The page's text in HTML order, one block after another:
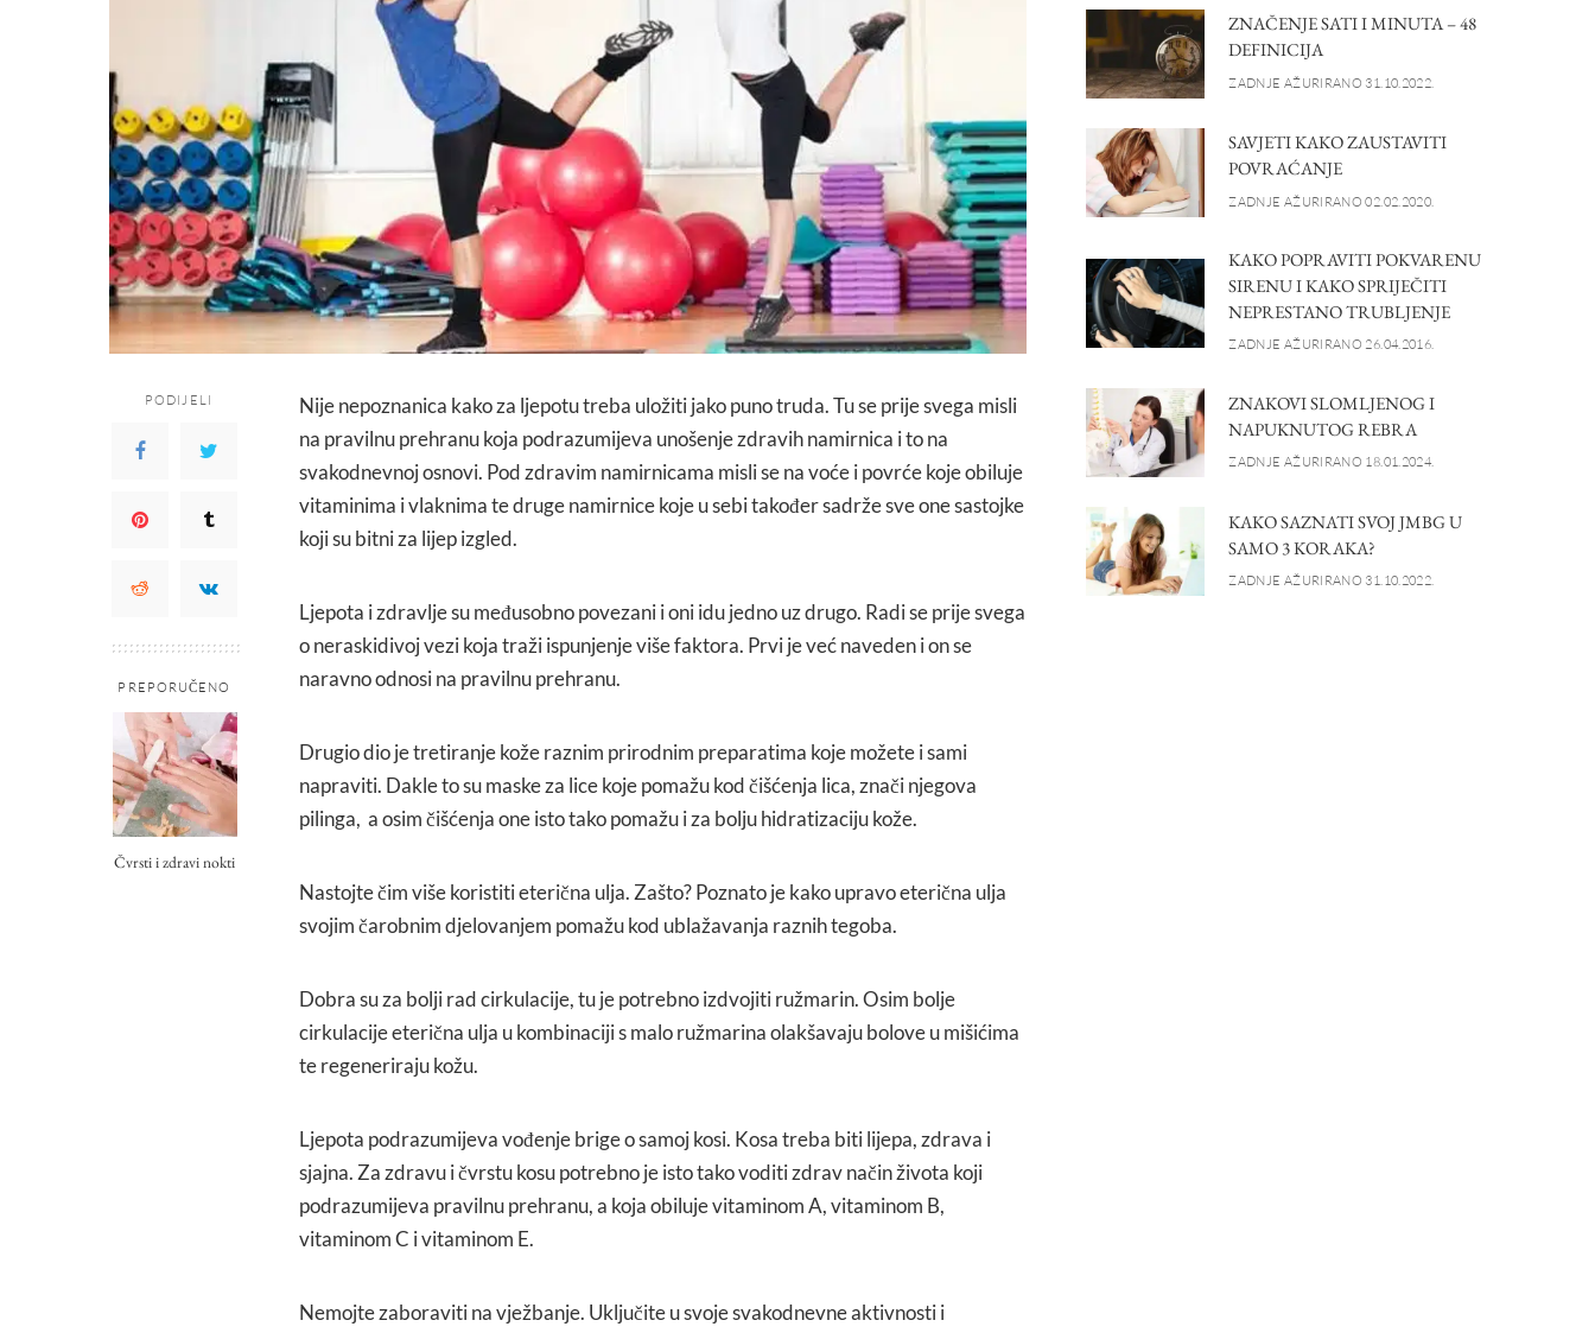
PODIJELI
PREPORUČENO
Čvrsti i zdravi nokti
Nije nepoznanica kako za ljepotu treba uložiti jako puno truda. Tu se prije svega misli
na pravilnu prehranu koja podrazumijeva unošenje zdravih namirnica i to na
svakodnevnoj osnovi. Pod zdravim namirnicama misli se na voće i povrće koje obiluje
vitaminima i vlaknima te druge namirnice koje u sebi također sadrže sve one sastojke
koji su bitni za lijep izgled.
Ljepota i zdravlje su međusobno povezani i oni idu jedno uz drugo. Radi se prije svega
o neraskidivoj vezi koja traži ispunjenje više faktora. Prvi je već naveden i on se
naravno odnosi na pravilnu prehranu.
Drugio dio je tretiranje kože raznim prirodnim preparatima koje možete i sami
napraviti. Dakle to su maske za lice koje pomažu kod čišćenja lica, znači njegova
pilinga, a osim čišćenja one isto tako pomažu i za bolju hidratizaciju kože.
Nastojte čim više koristiti eterična ulja. Zašto? Poznato je kako upravo eterična ulja
svojim čarobnim djelovanjem pomažu kod ublažavanja raznih tegoba.
Dobra su za bolji rad cirkulacije, tu je potrebno izdvojiti ružmarin. Osim bolje
cirkulacije eterična ulja u kombinaciji s malo ružmarina olakšavaju bolove u mišićima
te regeneriraju kožu.
Ljepota podrazumijeva vođenje brige o samoj kosi. Kosa treba biti lijepa, zdrava i
sjajna. Za zdravu i čvrstu kosu potrebno je isto tako voditi zdrav način života koji
podrazumijeva pravilnu prehranu, a koja obiluje vitaminom A, vitaminom B,
vitaminom C i vitaminom E.
Nemojte zaboraviti na vježbanje. Uključite u svoje svakodnevne aktivnosti i
ZNAČENJE SATI I MINUTA – 48
DEFINICIJA
ZADNJE AŽURIRANO 31.10.2022.
SAVJETI KAKO ZAUSTAVITI
POVRAĆANJE
ZADNJE AŽURIRANO 02.02.2020.
KAKO POPRAVITI POKVARENU
SIRENU I KAKO SPRIJEČITI
NEPRESTANO TRUBLJENJE
ZADNJE AŽURIRANO 26.04.2016.
ZNAKOVI SLOMLJENOG I
NAPUKNUTOG REBRA
ZADNJE AŽURIRANO 18.01.2024.
KAKO SAZNATI SVOJ JMBG U
SAMO 3 KORAKA?
ZADNJE AŽURIRANO 31.10.2022.